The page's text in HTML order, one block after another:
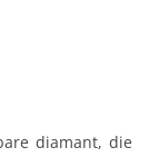
diamant, die